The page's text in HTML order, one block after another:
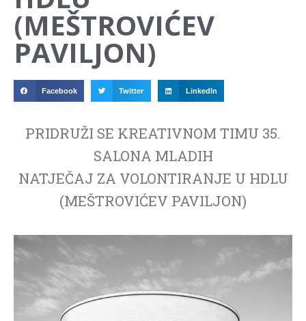
(MEŠTROVIĆEV
PAVILJON)
Facebook Twitter LinkedIn
PRIDRUŽI SE KREATIVNOM TIMU 35.
SALONA MLADIH
NATJEČAJ ZA VOLONTIRANJE U HDLU
(MEŠTROVIĆEV PAVILJON)